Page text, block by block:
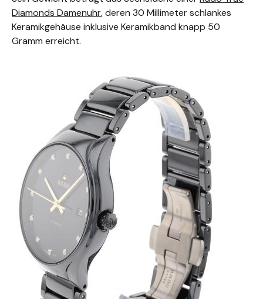
Diamonds Damenuhr, deren 30 Millimeter schlankes
Keramikgehäuse inklusive Keramikband knapp 50
Gramm erreicht.